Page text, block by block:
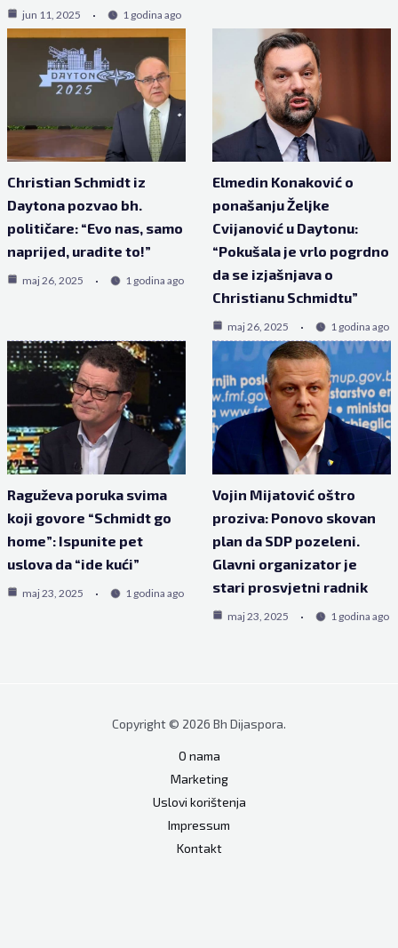
jun 11, 2025 1 godina ago
Christian Schmidt iz
Daytona pozvao bh.
političare: “Evo nas, samo
naprijed, uradite to!”
maj 26, 2025 1 godina ago
Elmedin Konaković o
ponašanju Željke
Cvijanović u Daytonu:
“Pokušala je vrlo pogrdno
da se izjašnjava o
Christianu Schmidtu”
maj 26, 2025 1 godina ago
Raguževa poruka svima
koji govore “Schmidt go
home”: Ispunite pet
uslova da “ide kući”
maj 23, 2025 1 godina ago
Vojin Mijatović oštro
proziva: Ponovo skovan
plan da SDP pozeleni.
Glavni organizator je
stari prosvjetni radnik
maj 23, 2025 1 godina ago
Copyright © 2026 Bh Dijaspora.
O nama
Marketing
Uslovi korištenja
Impressum
Kontakt